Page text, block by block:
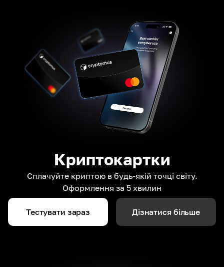
Криптокартки
Сплачуйте криптою в будь-якій точці світу.
Оформлення за 5 хвилин
Тестувати зараз Дізнатися більше